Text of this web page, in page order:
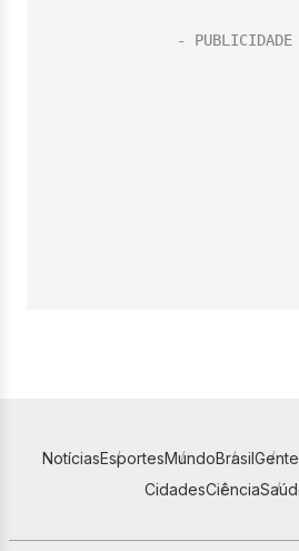
NotíciasEsportesMundoBrasilGente
CidadesCiência